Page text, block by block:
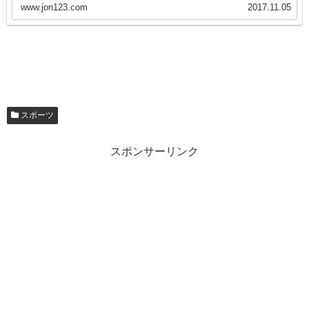
www.jon123.com 2017.11.05
スポーツ
スポンサーリンク